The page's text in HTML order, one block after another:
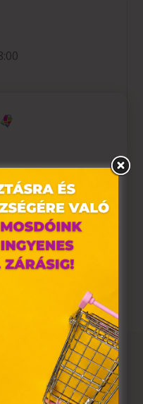
„süti")
információt
az Ön
szóló 2003. évi C.
szolgáltatások, az
szolgáltatások
törvény, valamint
használjuk.
Unió országain
és ezeknek a
eszközén történő
kell kérniük.